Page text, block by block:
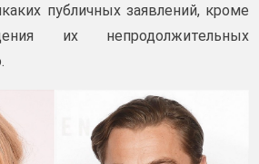
публичных заявлений, кроме
их непродолжительных